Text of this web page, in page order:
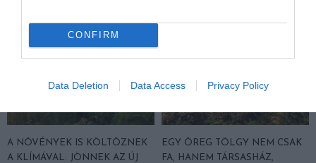
CONFIRM
Data Deletion Data Access Privacy Policy
A NÖVÉNYEK IS KÖLTÖZNEK
A KLÍMÁVAL: JÖNNEK AZ ÚJ
EGY ÖREG TÖLGY NEM CSAK
FA, HANEM TÁRSASHÁZ,